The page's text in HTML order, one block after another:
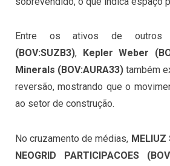
Entre os ativos de outros
(BOV:SUZB3), Kepler Weber (
Minerals (BOV:AURA33) também
reversão, mostrando que o
ao setor de construção.
No cruzamento de médias, MELIUZ
NEOGRID PARTICIPACOES